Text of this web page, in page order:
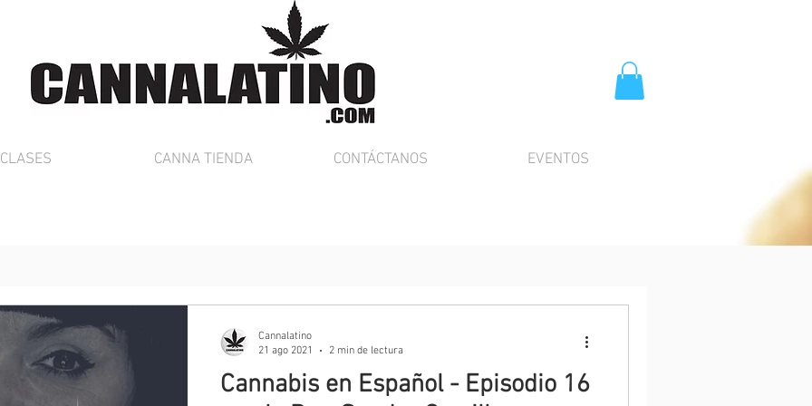
CLASES CANNA TIENDA CONTÁCTANOS EVENTOS
Cannabis en Español - Episodio 16
Cannalatino
21 ago 2021
2 min de lectura